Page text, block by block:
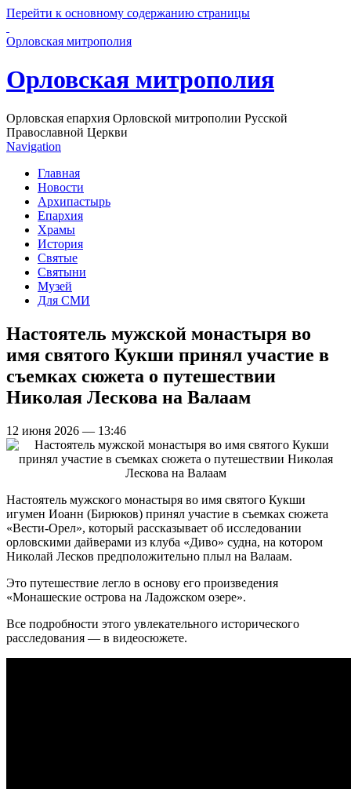
Перейти к основному содержанию страницы
Орловская митрополия
Орловская митрополия
Орловская епархия Орловской митрополии Русской
Православной Церкви
Navigation
Главная
Новости
Архипастырь
Епархия
Храмы
История
Святые
Святыни
Музей
Для СМИ
Настоятель мужской монастыря во
имя святого Кукши принял участие в
съемках сюжета о путешествии
Николая Лескова на Валаам
12 июня 2026 — 13:46
Настоятель мужского монастыря во имя святого Кукши
игумен Иоанн (Бирюков) принял участие в съемках сюжета
«Вести-Орел», который рассказывает об исследовании
орловскими дайверами из клуба «Диво» судна, на котором
Николай Лесков предположительно плыл на Валаам.
Это путешествие легло в основу его произведения
«Монашеские острова на Ладожском озере».
Все подробности этого увлекательного исторического
расследования — в видеосюжете.